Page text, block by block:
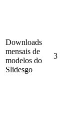
Downloads
mensais de
modelos do
Slidesgo
3